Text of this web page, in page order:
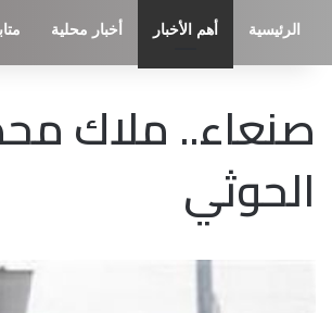
الرئيسية أهم الأخبار أخبار محلية
صنعاء.. ملاك
الحوثي